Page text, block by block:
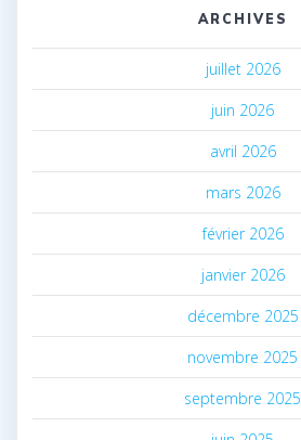
ARCHIVES
juillet 2026
juin 2026
avril 2026
mars 2026
février 2026
janvier 2026
décembre 2025
novembre 2025
septembre 2025